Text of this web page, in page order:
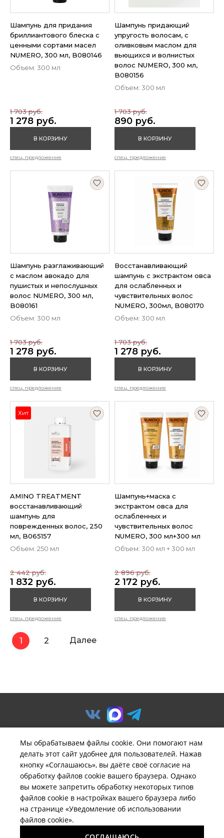
Шампунь для придания
бриллиантового блеска с
ценными сортами масел
NUMERO, 300 мл, B080146
Объем: 300 мл
1 278 руб.
1 703 руб.
В КОРЗИНУ
спец. предложение
Шампунь придающий
упругость волосам, с
оливковым маслом для
вьющихся и волнистых
волос NUMERO, 300 мл,
B080156
Объем: 300 мл
890 руб.
1 703 руб.
В КОРЗИНУ
спец. предложение
Шампунь разглаживающий
с маслом авокадо для
пушистых и непослушных
волос NUMERO, 300 мл,
B080161
Объем: 300 мл
1 278 руб.
1 703 руб.
В КОРЗИНУ
спец. предложение
Восстанавливающий
шампунь с экстрактом овса
для ослабленных и
чувствительных волос
NUMERO, 300мл, B080170
Объем: 300 мл
1 278 руб.
1 703 руб.
В КОРЗИНУ
спец. предложение
Хит
AMINO TREATMENT
восстанавливающий
шампунь для
поврежденных волос, 250
мл, B065157
Объем: 250 мл
1 832 руб.
2 442 руб.
В КОРЗИНУ
спец. предложение
Шампунь+маска с
экстрактом овса для
ослабленных и
чувствительных волос
NUMЕRO, 300 мл+300 мл
Объем: 300 мл + 300 мл
2 172 руб.
2 896 руб.
В КОРЗИНУ
спец. предложение
1 2 Далее
© ООО «Предприятие «Удача».
Политика обработки
персональных данных
Вся информация на сайтеbrelil-russia.ruимеет
исключительно информационный характер и не может
быть определена как публичная оферта ни при каких
обстоятельствах.
Мы обрабатываем файлы cookie. Они помогают нам
делать этот сайт удобнее для пользователей. Нажав
кнопку «Соглашаюсь», вы даёте своё согласие на
обработку файлов cookie вашего браузера. Однако
вы можете запретить обработку некоторых типов
файлов cookie в настройках вашего браузера либо
на странице «Уведомление об использовании
файлов cookie».